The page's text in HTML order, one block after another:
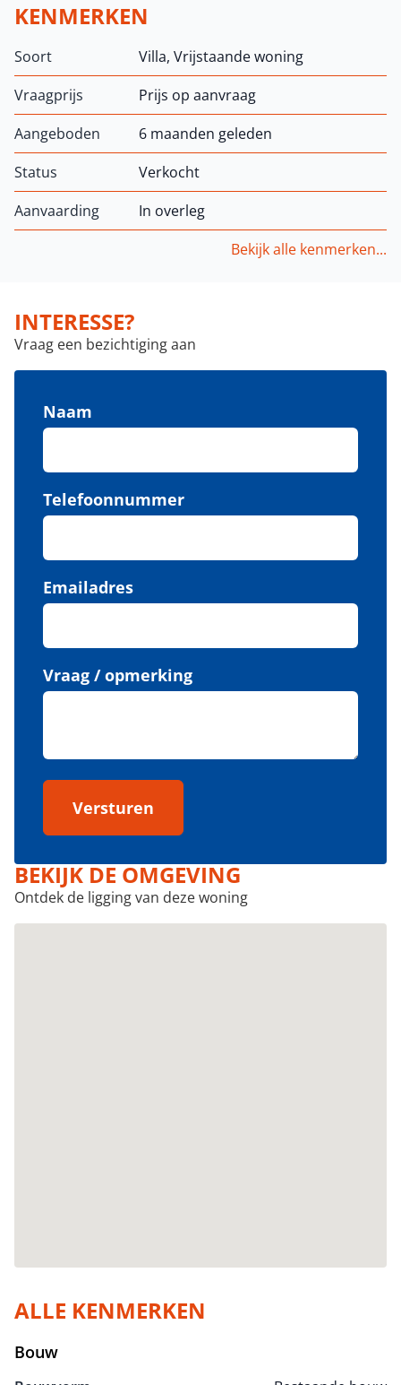
KENMERKEN
Soort
Villa, Vrijstaande woning
Vraagprijs
Prijs op aanvraag
Aangeboden
6 maanden geleden
Status
Verkocht
Aanvaarding
In overleg
Bekijk alle kenmerken...
INTERESSE?
Vraag een bezichtiging aan
Naam
Telefoonnummer
Emailadres
Vraag / opmerking
Versturen
BEKIJK DE OMGEVING
Ontdek de ligging van deze woning
ALLE KENMERKEN
Bouw